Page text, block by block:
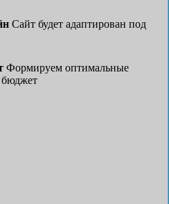
Сайт будет адаптирован под
Формируем оптимальные